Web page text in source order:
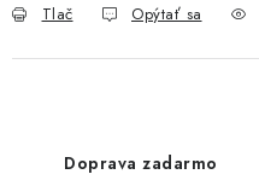
Tlač Opýtať sa
Doprava zadarmo